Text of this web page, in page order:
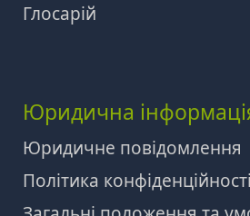
Глосарій
Юридична
Юридичне повідомлення
Політика конфіденційності